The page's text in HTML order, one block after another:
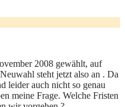
2008 gewählt, auf
steht jetzt also an . Da
leider auch nicht so genau
meine Frage. Welche Fristen